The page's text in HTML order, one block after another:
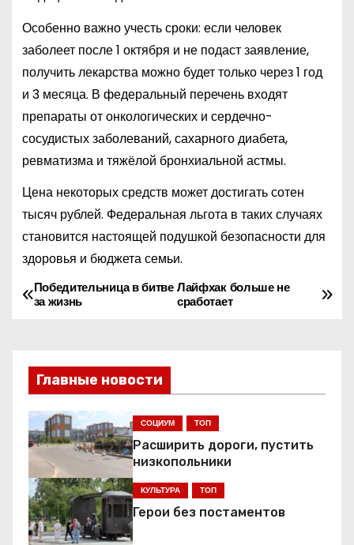
Особенно важно учесть сроки: если человек
заболеет после 1 октября и не подаст заявление,
получить лекарства можно будет только через 1 год
и 3 месяца. В федеральный перечень входят
препараты от онкологических и сердечно-
сосудистых заболеваний, сахарного диабета,
ревматизма и тяжёлой бронхиальной астмы.
Цена некоторых средств может достигать сотен
тысяч рублей. Федеральная льгота в таких случаях
становится настоящей подушкой безопасности для
здоровья и бюджета семьи.
Н
в
и
г
а
ц
и
Лайфхак больше не
сработает
Победительница в битве
за жизнь
Главные новости
СОЦИУМ ТОП
Расширить дороги, пустить
низкопольники
КУЛЬТУРА ТОП
Герои без постаментов